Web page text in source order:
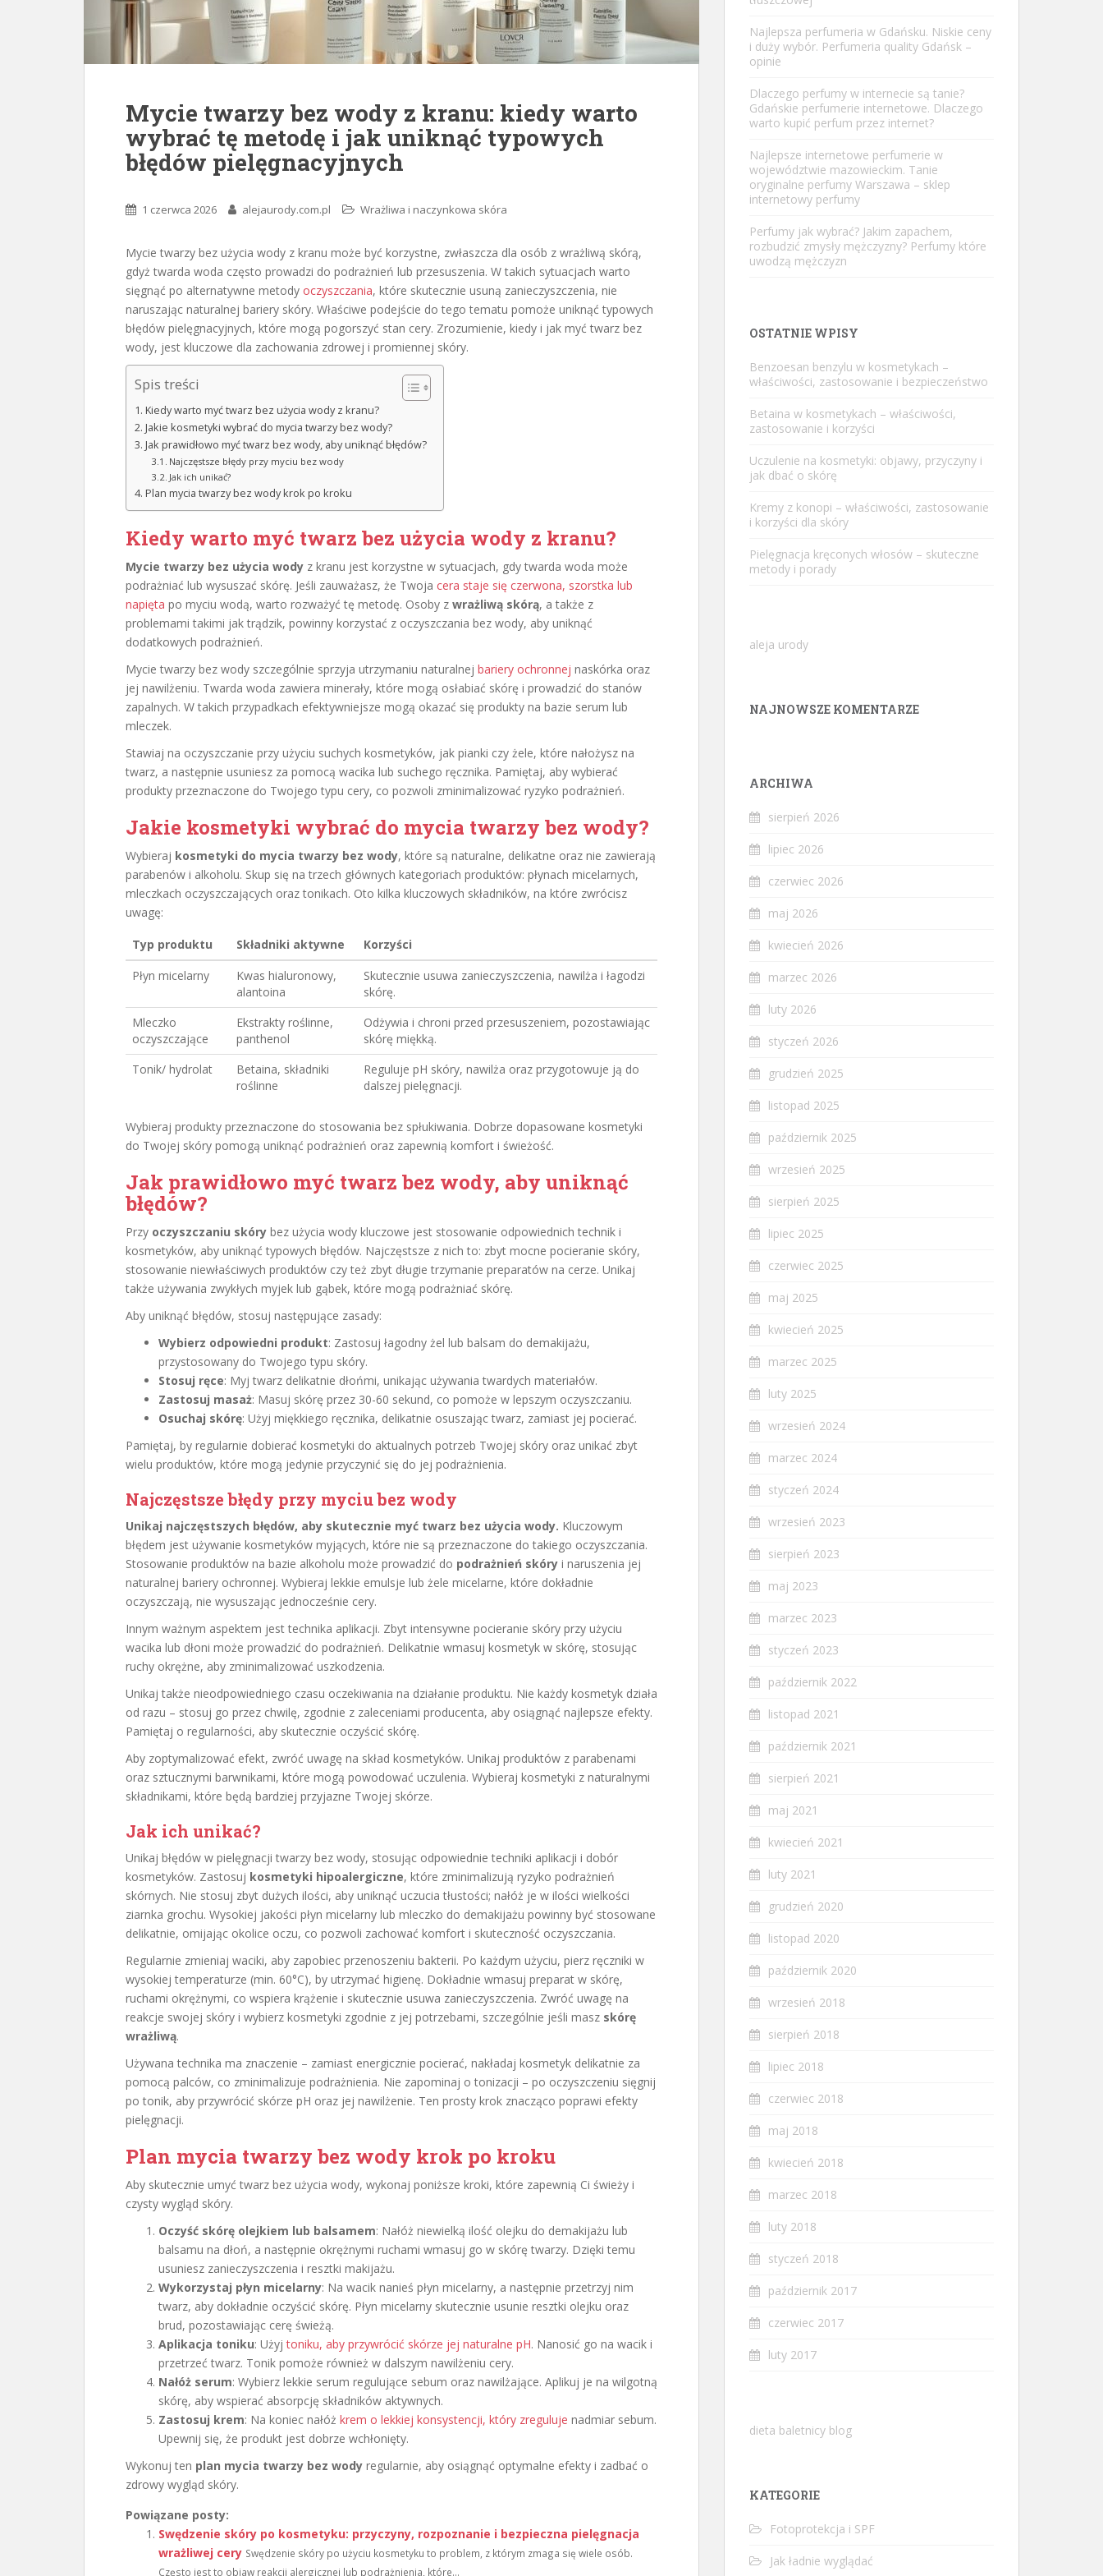
Mycie twarzy bez wody z kranu: kiedy warto
wybrać tę metodę i jak uniknąć typowych
błędów pielęgnacyjnych
1 czerwca 2026 alejaurody.com.pl Wrażliwa i naczynkowa skóra
Mycie twarzy bez użycia wody z kranu może być korzystne, zwłaszcza dla osób z wrażliwą skórą,
gdyż twarda woda często prowadzi do podrażnień lub przesuszenia. W takich sytuacjach warto
sięgnąć po alternatywne metody oczyszczania, które skutecznie usuną zanieczyszczenia, nie
naruszając naturalnej bariery skóry. Właściwe podejście do tego tematu pomoże uniknąć typowych
błędów pielęgnacyjnych, które mogą pogorszyć stan cery. Zrozumienie, kiedy i jak myć twarz bez
wody, jest kluczowe dla zachowania zdrowej i promiennej skóry.
Spis treści
Kiedy warto myć twarz bez użycia wody z kranu?
Jakie kosmetyki wybrać do mycia twarzy bez wody?
Jak prawidłowo myć twarz bez wody, aby uniknąć błędów?
Najczęstsze błędy przy myciu bez wody
Jak ich unikać?
Plan mycia twarzy bez wody krok po kroku
Kiedy warto myć twarz bez użycia wody z kranu?
Mycie twarzy bez użycia wody z kranu jest korzystne w sytuacjach, gdy twarda woda może
podrażniać lub wysuszać skórę. Jeśli zauważasz, że Twoja cera staje się czerwona, szorstka lub
napięta po myciu wodą, warto rozważyć tę metodę. Osoby z wrażliwą skórą, a także z
problemami takimi jak trądzik, powinny korzystać z oczyszczania bez wody, aby uniknąć
dodatkowych podrażnień.
Mycie twarzy bez wody szczególnie sprzyja utrzymaniu naturalnej bariery ochronnej naskórka oraz
jej nawilżeniu. Twarda woda zawiera minerały, które mogą osłabiać skórę i prowadzić do stanów
zapalnych. W takich przypadkach efektywniejsze mogą okazać się produkty na bazie serum lub
mleczek.
Stawiaj na oczyszczanie przy użyciu suchych kosmetyków, jak pianki czy żele, które nałożysz na
twarz, a następnie usuniesz za pomocą wacika lub suchego ręcznika. Pamiętaj, aby wybierać
produkty przeznaczone do Twojego typu cery, co pozwoli zminimalizować ryzyko podrażnień.
Jakie kosmetyki wybrać do mycia twarzy bez wody?
Wybieraj kosmetyki do mycia twarzy bez wody, które są naturalne, delikatne oraz nie zawierają
parabenów i alkoholu. Skup się na trzech głównych kategoriach produktów: płynach micelarnych,
mleczkach oczyszczających oraz tonikach. Oto kilka kluczowych składników, na które zwrócisz
uwagę:
Typ produktu Składniki aktywne
Korzyści
Płyn micelarny
Kwas hialuronowy,
alantoina
Skutecznie usuwa zanieczyszczenia, nawilża i łagodzi
skórę.
Mleczko
oczyszczające
Ekstrakty roślinne,
panthenol
Odżywia i chroni przed przesuszeniem, pozostawiając
skórę miękką.
Tonik/ hydrolat
Betaina, składniki
roślinne
Reguluje pH skóry, nawilża oraz przygotowuje ją do
dalszej pielęgnacji.
Wybieraj produkty przeznaczone do stosowania bez spłukiwania. Dobrze dopasowane kosmetyki
do Twojej skóry pomogą uniknąć podrażnień oraz zapewnią komfort i świeżość.
Jak prawidłowo myć twarz bez wody, aby uniknąć
błędów?
Przy oczyszczaniu skóry bez użycia wody kluczowe jest stosowanie odpowiednich technik i
kosmetyków, aby uniknąć typowych błędów. Najczęstsze z nich to: zbyt mocne pocieranie skóry,
stosowanie niewłaściwych produktów czy też zbyt długie trzymanie preparatów na cerze. Unikaj
także używania zwykłych myjek lub gąbek, które mogą podrażniać skórę.
Aby uniknąć błędów, stosuj następujące zasady:
Wybierz odpowiedni produkt: Zastosuj łagodny żel lub balsam do demakijażu,
przystosowany do Twojego typu skóry.
Stosuj ręce: Myj twarz delikatnie dłońmi, unikając używania twardych materiałów.
Zastosuj masaż: Masuj skórę przez 30-60 sekund, co pomoże w lepszym oczyszczaniu.
Osuchaj skórę: Użyj miękkiego ręcznika, delikatnie osuszając twarz, zamiast jej pocierać.
Pamiętaj, by regularnie dobierać kosmetyki do aktualnych potrzeb Twojej skóry oraz unikać zbyt
wielu produktów, które mogą jedynie przyczynić się do jej podrażnienia.
Najczęstsze błędy przy myciu bez wody
Unikaj najczęstszych błędów, aby skutecznie myć twarz bez użycia wody. Kluczowym
błędem jest używanie kosmetyków myjących, które nie są przeznaczone do takiego oczyszczania.
Stosowanie produktów na bazie alkoholu może prowadzić do podrażnień skóry i naruszenia jej
naturalnej bariery ochronnej. Wybieraj lekkie emulsje lub żele micelarne, które dokładnie
oczyszczają, nie wysuszając jednocześnie cery.
Innym ważnym aspektem jest technika aplikacji. Zbyt intensywne pocieranie skóry przy użyciu
wacika lub dłoni może prowadzić do podrażnień. Delikatnie wmasuj kosmetyk w skórę, stosując
ruchy okrężne, aby zminimalizować uszkodzenia.
Unikaj także nieodpowiedniego czasu oczekiwania na działanie produktu. Nie każdy kosmetyk działa
od razu – stosuj go przez chwilę, zgodnie z zaleceniami producenta, aby osiągnąć najlepsze efekty.
Pamiętaj o regularności, aby skutecznie oczyścić skórę.
Aby zoptymalizować efekt, zwróć uwagę na skład kosmetyków. Unikaj produktów z parabenami
oraz sztucznymi barwnikami, które mogą powodować uczulenia. Wybieraj kosmetyki z naturalnymi
składnikami, które będą bardziej przyjazne Twojej skórze.
Jak ich unikać?
Unikaj błędów w pielęgnacji twarzy bez wody, stosując odpowiednie techniki aplikacji i dobór
kosmetyków. Zastosuj kosmetyki hipoalergiczne, które zminimalizują ryzyko podrażnień
skórnych. Nie stosuj zbyt dużych ilości, aby uniknąć uczucia tłustości; nałóż je w ilości wielkości
ziarnka grochu. Wysokiej jakości płyn micelarny lub mleczko do demakijażu powinny być stosowane
delikatnie, omijając okolice oczu, co pozwoli zachować komfort i skuteczność oczyszczania.
Regularnie zmieniaj waciki, aby zapobiec przenoszeniu bakterii. Po każdym użyciu, pierz ręczniki w
wysokiej temperaturze (min. 60°C), by utrzymać higienę. Dokładnie wmasuj preparat w skórę,
ruchami okrężnymi, co wspiera krążenie i skutecznie usuwa zanieczyszczenia. Zwróć uwagę na
reakcje swojej skóry i wybierz kosmetyki zgodnie z jej potrzebami, szczególnie jeśli masz skórę
wrażliwą.
Używana technika ma znaczenie – zamiast energicznie pocierać, nakładaj kosmetyk delikatnie za
pomocą palców, co zminimalizuje podrażnienia. Nie zapominaj o tonizacji – po oczyszczeniu sięgnij
po tonik, aby przywrócić skórze pH oraz jej nawilżenie. Ten prosty krok znacząco poprawi efekty
pielęgnacji.
Plan mycia twarzy bez wody krok po kroku
Aby skutecznie umyć twarz bez użycia wody, wykonaj poniższe kroki, które zapewnią Ci świeży i
czysty wygląd skóry.
Oczyść skórę olejkiem lub balsamem: Nałóż niewielką ilość olejku do demakijażu lub
balsamu na dłoń, a następnie okrężnymi ruchami wmasuj go w skórę twarzy. Dzięki temu
usuniesz zanieczyszczenia i resztki makijażu.
Wykorzystaj płyn micelarny: Na wacik nanieś płyn micelarny, a następnie przetrzyj nim
twarz, aby dokładnie oczyścić skórę. Płyn micelarny skutecznie usunie resztki olejku oraz
brud, pozostawiając cerę świeżą.
Aplikacja toniku: Użyjtoniku, aby przywrócić skórze jej naturalne pH. Nanosić go na wacik i
przetrzeć twarz. Tonik pomoże również w dalszym nawilżeniu cery.
Nałóż serum: Wybierz lekkie serum regulujące sebum oraz nawilżające. Aplikuj je na wilgotną
skórę, aby wspierać absorpcję składników aktywnych.
Zastosuj krem: Na koniec nałóż krem o lekkiej konsystencji, który zreguluje nadmiar sebum.
Upewnij się, że produkt jest dobrze wchłonięty.
Wykonuj ten plan mycia twarzy bez wody regularnie, aby osiągnąć optymalne efekty i zadbać o
zdrowy wygląd skóry.
Powiązane posty:
Swędzenie skóry po kosmetyku: przyczyny, rozpoznanie i bezpieczna pielęgnacja
wrażliwej cery Swędzenie skóry po użyciu kosmetyku to problem, z którym zmaga się wiele osób.
Często jest to objaw reakcji alergicznej lub podrażnienia, które...
Najlepsza perfumeria w Gdańsku. Niskie ceny
i duży wybór. Perfumeria quality Gdańsk –
opinie
Dlaczego perfumy w internecie są tanie?
Gdańskie perfumerie internetowe. Dlaczego
warto kupić perfum przez internet?
Najlepsze internetowe perfumerie w
województwie mazowieckim. Tanie
oryginalne perfumy Warszawa – sklep
internetowy perfumy
Perfumy jak wybrać? Jakim zapachem,
rozbudzić zmysły mężczyzny? Perfumy które
uwodzą mężczyzn
OSTATNIE WPISY
Benzoesan benzylu w kosmetykach –
właściwości, zastosowanie i bezpieczeństwo
Betaina w kosmetykach – właściwości,
zastosowanie i korzyści
Uczulenie na kosmetyki: objawy, przyczyny i
jak dbać o skórę
Kremy z konopi – właściwości, zastosowanie
i korzyści dla skóry
Pielęgnacja kręconych włosów – skuteczne
metody i porady
aleja urody
NAJNOWSZE KOMENTARZE
ARCHIWA
sierpień 2026
lipiec 2026
czerwiec 2026
maj 2026
kwiecień 2026
marzec 2026
luty 2026
styczeń 2026
grudzień 2025
listopad 2025
październik 2025
wrzesień 2025
sierpień 2025
lipiec 2025
czerwiec 2025
maj 2025
kwiecień 2025
marzec 2025
luty 2025
wrzesień 2024
marzec 2024
styczeń 2024
wrzesień 2023
sierpień 2023
maj 2023
marzec 2023
styczeń 2023
październik 2022
listopad 2021
październik 2021
sierpień 2021
maj 2021
kwiecień 2021
luty 2021
grudzień 2020
listopad 2020
październik 2020
wrzesień 2018
sierpień 2018
lipiec 2018
czerwiec 2018
maj 2018
kwiecień 2018
marzec 2018
luty 2018
styczeń 2018
październik 2017
czerwiec 2017
luty 2017
dieta baletnicy blog
KATEGORIE
Fotoprotekcja i SPF
Jak ładnie wyglądać